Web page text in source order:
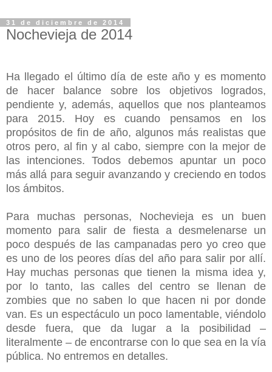
31 de diciembre de 2014
Nochevieja de 2014
Ha llegado el último día de este año y es momento
de hacer balance sobre los objetivos logrados,
pendiente y, además, aquellos que nos planteamos
para 2015. Hoy es cuando pensamos en los
propósitos de fin de año, algunos más realistas que
otros pero, al fin y al cabo, siempre con la mejor de
las intenciones. Todos debemos apuntar un poco
más allá para seguir avanzando y creciendo en todos
los ámbitos.
Para muchas personas, Nochevieja es un buen
momento para salir de fiesta a desmelenarse un
poco después de las campanadas pero yo creo que
es uno de los peores días del año para salir por allí.
Hay muchas personas que tienen la misma idea y,
por lo tanto, las calles del centro se llenan de
zombies que no saben lo que hacen ni por donde
van. Es un espectáculo un poco lamentable, viéndolo
desde fuera, que da lugar a la posibilidad –
literalmente – de encontrarse con lo que sea en la vía
pública. No entremos en detalles.